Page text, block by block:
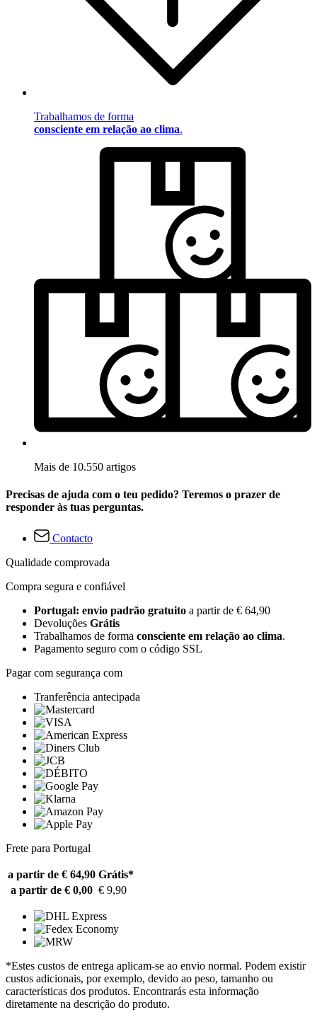
Trabalhamos de forma
consciente em relação ao clima.
Mais de 10.550 artigos
Precisas de ajuda com o teu pedido? Teremos o prazer de
responder às tuas perguntas.
Contacto
Qualidade comprovada
Compra segura e confiável
Portugal: envio padrão gratuito a partir de € 64,90
Devoluções Grátis
Trabalhamos de forma consciente em relação ao clima.
Pagamento seguro com o código SSL
Pagar com segurança com
Tranferência antecipada
Frete para Portugal
a partir de € 64,90 Grátis*
a partir de € 0,00 € 9,90
*Estes custos de entrega aplicam-se ao envio normal. Podem existir
custos adicionais, por exemplo, devido ao peso, tamanho ou
características dos produtos. Encontrarás esta informação
diretamente na descrição do produto.